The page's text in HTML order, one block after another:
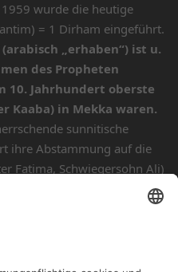
wurde die heutige
= 1 Dirham eingeführt.
„erhaben“) ist u.
des Propheten
10. Jahrhundert oberste
Kaaba) in Mekka waren.
sunnitische
ihre Abstammung auf die
Fatima, Schwiegersohn Ali)